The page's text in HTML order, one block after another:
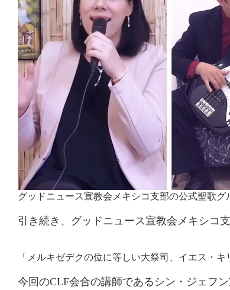
グッドニュース宣教会メキシコ支部の公式聖歌
引き続き、グッドニュース宣教会メキシコ
「メルキゼデクの位に等しい大祭司、イエス・
今回のCLF会合の講師であるシン・ジェフ